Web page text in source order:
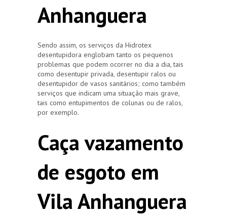
Anhanguera
Sendo assim, os serviços da Hidrotex
desentupidora englobam tanto os pequenos
problemas que podem ocorrer no dia a dia, tais
como desentupir privada, desentupir ralos ou
desentupidor de vasos sanitários; como também
serviços que indicam uma situação mais grave,
tais como entupimentos de colunas ou de ralos,
por exemplo.
Caça vazamento
de esgoto em
Vila Anhanguera